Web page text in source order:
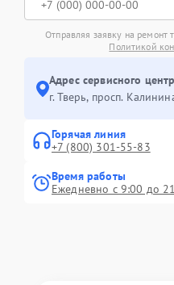
Отправляя заявку на ремонт
Политикой
Адрес сервисного
г. Тверь, просп.
Горячая линия
+7 (800) 301-55-83
Время работы
Ежедневно с 9:00 до